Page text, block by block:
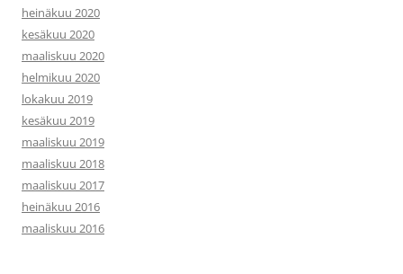
heinäkuu 2020
kesäkuu 2020
maaliskuu 2020
helmikuu 2020
lokakuu 2019
kesäkuu 2019
maaliskuu 2019
maaliskuu 2018
maaliskuu 2017
heinäkuu 2016
maaliskuu 2016